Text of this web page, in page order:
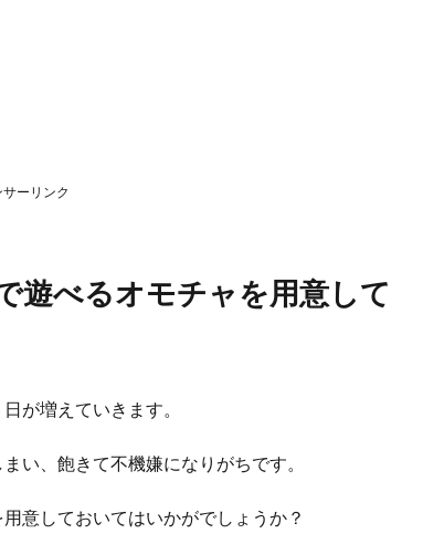
サーリンク
遊べるオモチャを用意して
が増えていきます。
い、飽きて不機嫌になりがちです。
意しておいてはいかがでしょうか？